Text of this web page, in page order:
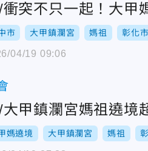
衝突不只一起！大甲
市 大甲鎮瀾宮 媽祖 彰化市
04/19 09:06
大甲鎮瀾宮媽祖遶境
媽遶境 大甲鎮瀾宮 媽祖